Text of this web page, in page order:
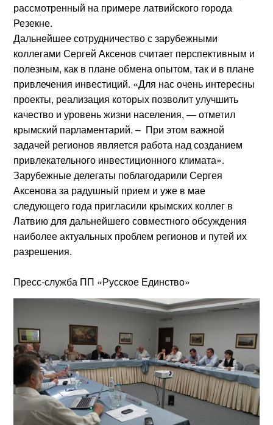
рассмотренный на примере латвийского города
Резекне.
Дальнейшее сотрудничество с зарубежными
коллегами Сергей Аксенов считает перспективным и
полезным, как в плане обмена опытом, так и в плане
привлечения инвестиций. «Для нас очень интересны
проекты, реализация которых позволит улучшить
качество и уровень жизни населения, — отметил
крымский парламентарий. – При этом важной
задачей регионов является работа над созданием
привлекательного инвестиционного климата».
Зарубежные делегаты поблагодарили Сергея
Аксенова за радушный прием и уже в мае
следующего года пригласили крымских коллег в
Латвию для дальнейшего совместного обсуждения
наиболее актуальных проблем регионов и путей их
разрешения.
Пресс-служба ПП «Русское Единство»